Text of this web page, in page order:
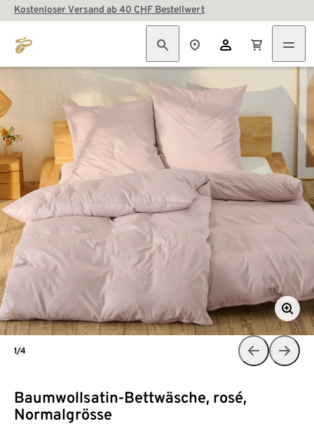
Kostenloser Versand ab 40 CHF Bestellwert
Baumwollsatin-Bettwäsche, rosé,
Normalgrösse
1/4